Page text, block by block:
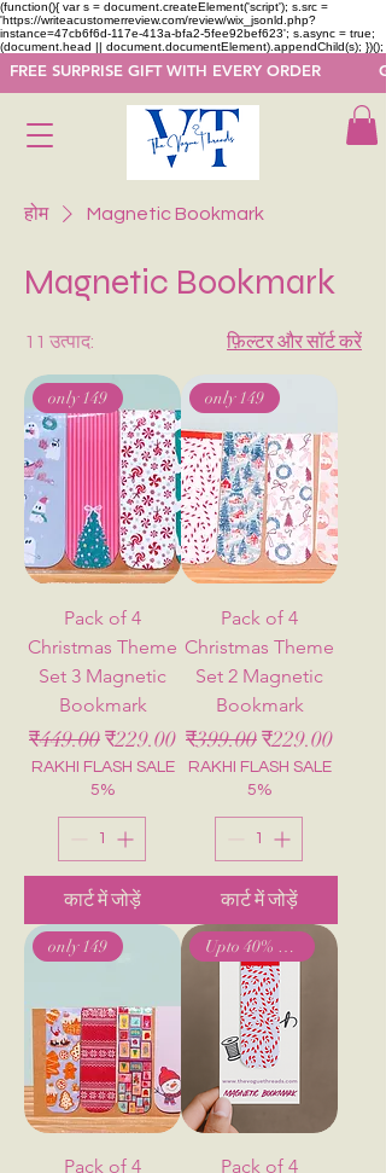
(function(){ var s = document.createElement('script'); s.src =
'https://writeacustomerreview.com/review/wix_jsonld.php?
instance=47cb6f6d-117e-413a-bfa2-5fee92bef623'; s.async = true;
(document.head || document.documentElement).appendChild(s); })();
FREE SURPRISE GIFT WITH EVERY ORDER
होम Magnetic Bookmark
Magnetic Bookmark
11 उत्पाद: फ़िल्टर और सॉर्ट करें
only 149
Pack of 4
Christmas Theme
Set 3 Magnetic
Bookmark
नियमित मूल्य
₹449.00बिक्री मूल्य
₹229.00
RAKHI FLASH SALE
5%
कार्ट में जोड़ें
only 149
Pack of 4
Christmas Theme
Set 2 Magnetic
Bookmark
नियमित मूल्य
₹399.00बिक्री मूल्य
₹229.00
RAKHI FLASH SALE
5%
कार्ट में जोड़ें
only 149
Pack of 4
Upto 40% Off
Pack of 4